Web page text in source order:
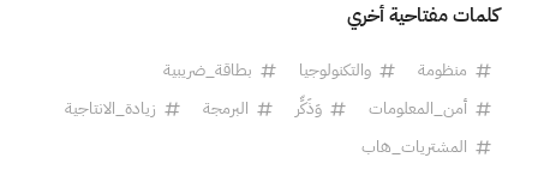
كلمات مفتاحية أخري
منظومة والتكنولوجيا
بطاقة_ضريبية
أمن_المعلومات
وَذَكِّر البرمجة
زيادة_الانتاجية
المشتريات_هاب